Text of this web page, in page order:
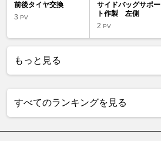
前後タイヤ交換
3 PV
サイドバッグサポー
ト作製 左側
2PV
もっと見る
すべてのランキングを見る